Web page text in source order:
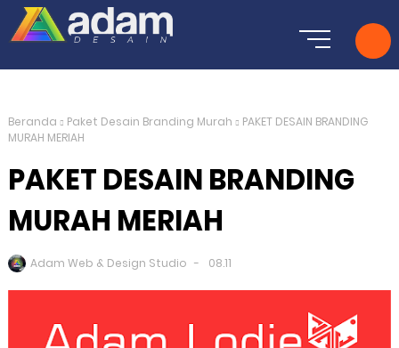
Beranda Paket Desain Branding Murah
PAKET DESAIN BRANDING
MURAH MERIAH
PAKET DESAIN BRANDING
MURAH MERIAH
Adam Web & Design Studio 08.11